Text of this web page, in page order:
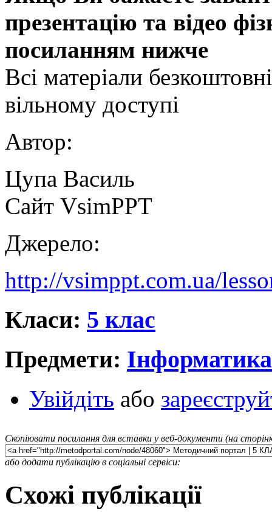
презентацію та відео
посиланням нижче
Всі матеріали
вільному доступі
Автор:
Цупа Василь
Сайт VsimPPT
Джерело:
http://vsimppt.com.ua/
Класи: 5 клас
Предмети: Інформатика
Увійдіть або
Скопіювати посилання для вставки у веб-документи (на
або додати публікацію в соціальні сервіси:
Схожі публікації